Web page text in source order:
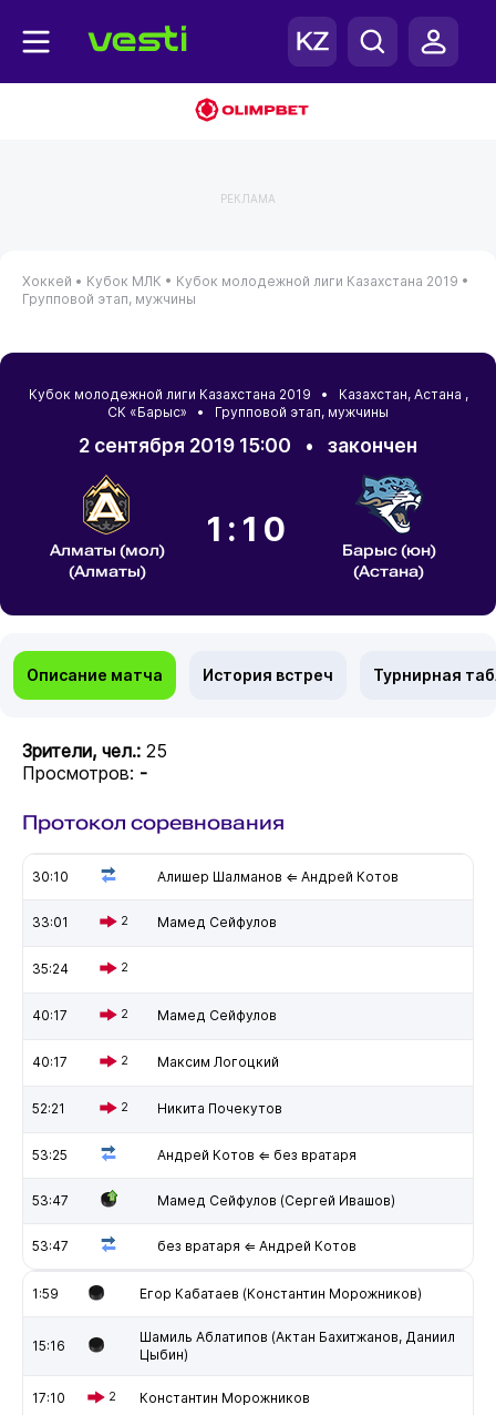
РЕКЛАМА
Хоккей • Кубок МЛК • Кубок молодежной лиги Казахстана 2019 •
Групповой этап, мужчины
Кубок молодежной лиги Казахстана 2019 • Казахстан, Астана ,
СК «Барыс» • Групповой этап, мужчины
2 сентября 2019 15:00 • закончен
Алматы (мол)
(Алматы)
1:10
Барыс (юн)
(Астана)
Описание матча История встреч Турнирная
Зрители, чел.: 25
Просмотров: -
Протокол соревнования
30:10 Алишер Шалманов ⇐ Андрей Котов
33:01 2 Мамед Сейфулов
35:24 2
40:17 2 Мамед Сейфулов
40:17 2 Максим Логоцкий
52:21 2 Никита Почекутов
53:25 Андрей Котов ⇐ без вратаря
53:47 Мамед Сейфулов (Сергей Ивашов)
53:47 без вратаря ⇐ Андрей Котов
1:59 Егор Кабатаев (Константин Морожников)
15:16
Шамиль Аблатипов (Актан Бахитжанов, Даниил
Цыбин)
17:10 2 Константин Морожников